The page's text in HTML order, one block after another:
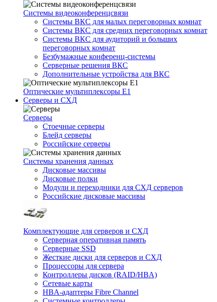
Системы видеоконференцсвязи
Системы ВКС для малых переговорных комнат
Системы ВКС для средних переговорных комнат
Системы ВКС для аудиторий и больших
переговорных комнат
Безбумажные конференц-системы
Серверные решения ВКС
Дополнительные устройства для ВКС
Оптические мультиплексоры Е1
Серверы и СХД
Серверы
Стоечные серверы
Блейд серверы
Российские серверы
Системы хранения данных
Дисковые массивы
Дисковые полки
Модули и переходники для СХД серверов
Российские дисковые массивы
Комплектующие для серверов и СХД
Серверная оперативная память
Серверные SSD
Жесткие диски для серверов и СХД
Процессоры для сервера
Контроллеры дисков (RAID/HBA)
Сетевые карты
HBA-адаптеры Fibre Channel